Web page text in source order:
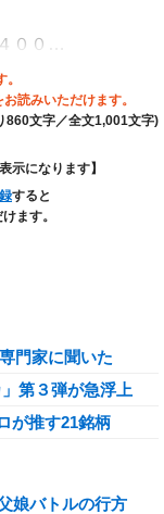
００…
読みいただけます。
860文字／全文1,001文字)
示になります】
すると
ます。
門家に聞いた
第３弾が急浮上
が推す21銘柄
娘バトルの行方